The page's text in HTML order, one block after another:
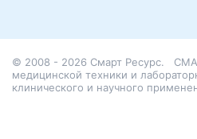
© 2008 - 2026 Смарт Ресурс.
медицинской техники и
клинического и научного